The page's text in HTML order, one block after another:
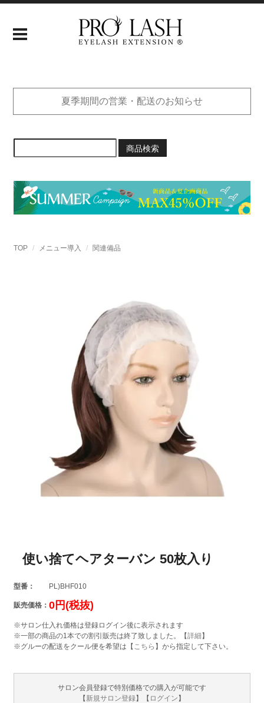
夏季期間の営業・配送のお知らせ
商品検索
TOP メニュー導入 関連備品
使い捨てヘアターバン 50枚入り
型番： PL)BHF010
販売価格： 0円(税抜)
※サロン仕入れ価格は登録ログイン後に表示されます
※一部の商品の1本での割引販売は終了致しました。【詳細】
※グルーの配送をクール便を希望は【 こちら 】から指定して下さい。
サロン会員登録で特別価格での購入が可能です
【新規サロン登録】【 ログイン】